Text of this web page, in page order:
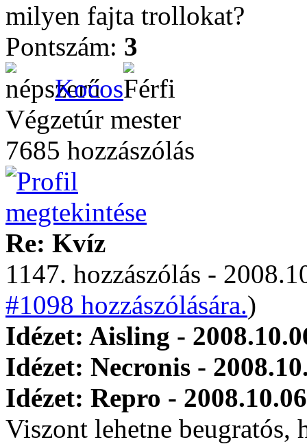
milyen fajta trollokat?
Pontszám: 3
Kocos
Végzetúr mester
7685 hozzászólás
Re: Kvíz
1147. hozzászólás -
#1098 hozzászólására.)
Idézet: Aisling -
Idézet: Necronis -
Idézet: Repro -
Viszont lehetne beugratós,